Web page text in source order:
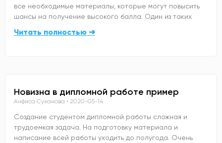
все необходимые материалы, которые могут повысить
шансы на получение высокого балла. Один из таких
Читать полностью ➜
Новизна в дипломной работе пример
Анфиса Суханова 2020-05-14
Создание студентом дипломной работы сложная и
трудоемкая задача. На подготовку материала и
написание всей работы уходить до полугода. Очень